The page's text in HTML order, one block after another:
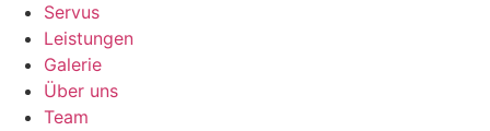
Servus
Leistungen
Galerie
Über uns
Team